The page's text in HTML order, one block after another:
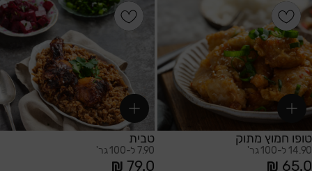
טופו חמוץ מתוק
14.90 ל-100 גר'
65.0
הוספה לסל
טבית
7.90 ל-100 גר'
79.0